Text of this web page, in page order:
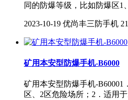
同的防爆等级，比如防爆区1
2023-10-19 优尚丰三防手机
矿用本安型防爆手机-B6000
矿用本安型防爆手机-B60001
区、2区危险场所；2．适用